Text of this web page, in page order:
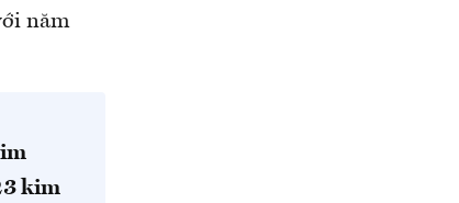
năm
kim